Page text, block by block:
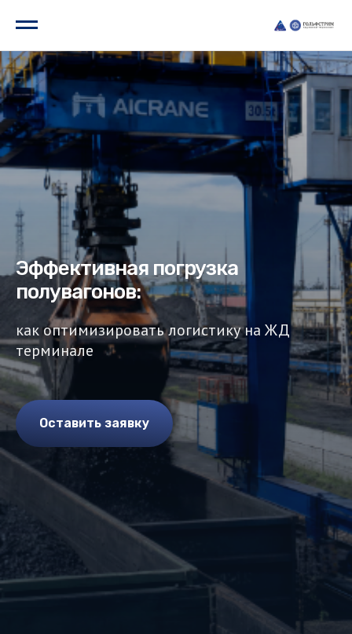
Эффективная погрузка
полувагонов:
как оптимизировать логистику на ЖД
терминале
Оставить заявку